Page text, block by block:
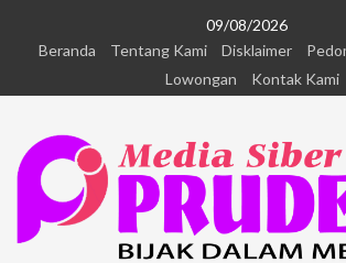
09/08/2026
Beranda
Tentang Kami Disklaimer
Lowongan
Kontak Kami